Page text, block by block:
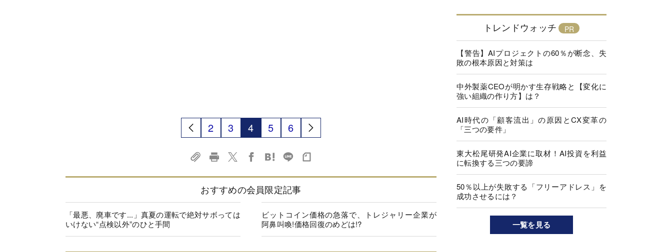
2 3 4 5 6
おすすめの会員限定記事
「最悪、廃車です...」真夏の運転で絶対サボっては
いけない“点検以外”のひと手間
ビットコイン価格の急落で、トレジャリー企業が
阿鼻叫喚!価格回復のめどは!?
トレンドウォッチ
【警告】AIプロジェクトの60％が断念、失
敗の根本原因と対策は
中外製薬CEOが明かす生存戦略と【変化に
強い組織の作り方】は？
AI時代の「顧客流出」の原因とCX変革の
「三つの要件」
東大松尾研発AI企業に取材！AI投資を利益
に転換する三つの要諦
50％以上が失敗する「フリーアドレス」を
成功させるには？
一覧を見る